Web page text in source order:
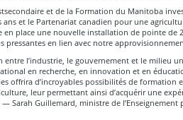
et de la Formation du Manitoba
et le Partenariat canadien pour une
en place une nouvelle installation de pointe de
pressantes en lien avec notre
entre l’industrie, le gouvernement et le milieu
en recherche, en innovation et en
offrira d’incroyables possibilités de formation
leur permettant ainsi d’acquérir une
Sarah Guillemard, ministre de l’Enseignement